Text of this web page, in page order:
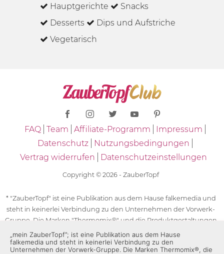
Hauptgerichte
Snacks
Desserts
Dips und Aufstriche
Vegetarisch
FAQ Team Affiliate-Programm
Impressum
Datenschutz
Nutzungsbedingungen
Vertrag widerrufen
Datenschutzeinstellungen
Copyright © 2026 - ZauberTopf
* "ZauberTopf" ist eine Publikation aus dem Hause falkemedia und
steht in keinerlei Verbindung zu den Unternehmen der Vorwerk-
Gruppe. Die Marken "Thermomix®" und die Produktgestaltungen
des "Thermomix®" sind eingetragene Marken der Unternehmen
der Vorwerk-Gruppe. Die Marken Thermomix®, die Zeichen TM5®,
„mein ZauberTopf”; ist eine Publikation aus dem Hause
falkemedia und steht in keinerlei Verbindung zu den
Unternehmen der Vorwerk-Gruppe. Die Marken Thermomix®, die